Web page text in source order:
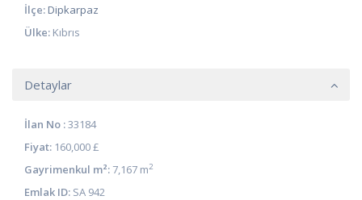
İlçe: Dipkarpaz
Ülke: Kıbrıs
Detaylar
İlan No :33184
Fiyat: 160,000 £
Gayrimenkul m²: 7,167 m2
Emlak ID: SA 942